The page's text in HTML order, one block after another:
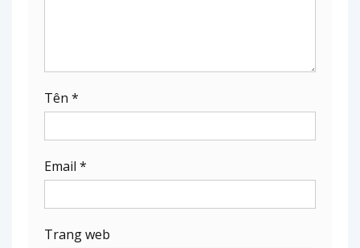
Tên *
Email *
Trang web